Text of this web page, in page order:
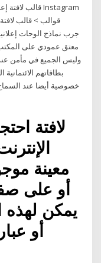
معتق عمودي على
بطاقاتهم
خصوصية أيضا عند
لافتة
معينة
أو على
يمكن لهذه
أو